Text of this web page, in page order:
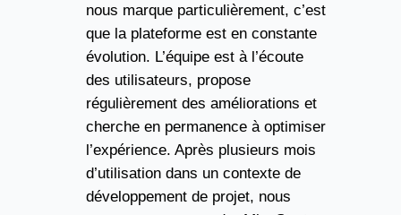
nous marque particulièrement, c’est
que la plateforme est en constante
évolution. L’équipe est à l’écoute
des utilisateurs, propose
régulièrement des améliorations et
cherche en permanence à optimiser
l’expérience. Après plusieurs mois
d’utilisation dans un contexte de
développement de projet, nous